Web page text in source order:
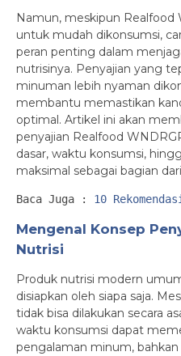
Namun, meskipun Realfood
untuk mudah dikonsumsi,
peran penting dalam
nutrisinya. Penyajian yang
minuman lebih nyaman
membantu memastikan
optimal. Artikel ini akan
penyajian Realfood
dasar, waktu konsumsi,
maksimal sebagai bagian
Baca Juga : 10
Mengenal Konsep
Nutrisi
Produk nutrisi modern
disiapkan oleh siapa saja.
tidak bisa dilakukan secara
waktu konsumsi dapat
pengalaman minum,